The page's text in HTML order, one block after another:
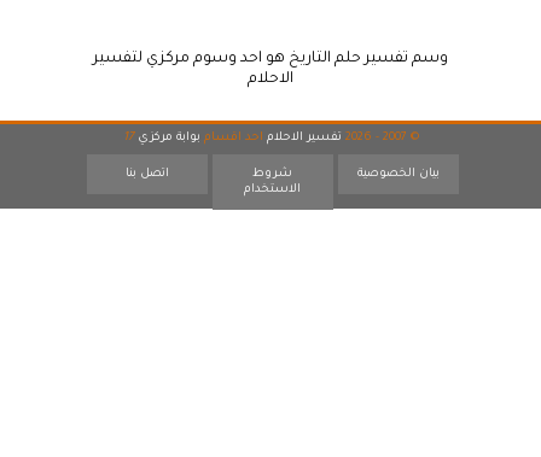
وسم تفسير حلم التاريخ هو احد وسوم مركزي لتفسير
الاحلام
© 2007 - 2026 تفسير الاحلام احد اقسام بوابة مركزي 17
بيان الخصوصية
شروط
الاستخدام
اتصل بنا